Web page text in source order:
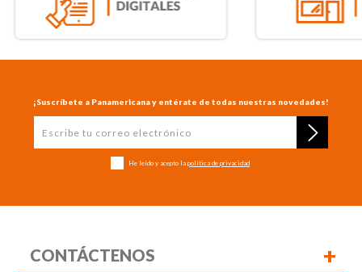
¡Suscríbete a Panamericana y entérate de todas nuestras novedades!
He leído y acepto la política de privacidad
CONTÁCTENOS +